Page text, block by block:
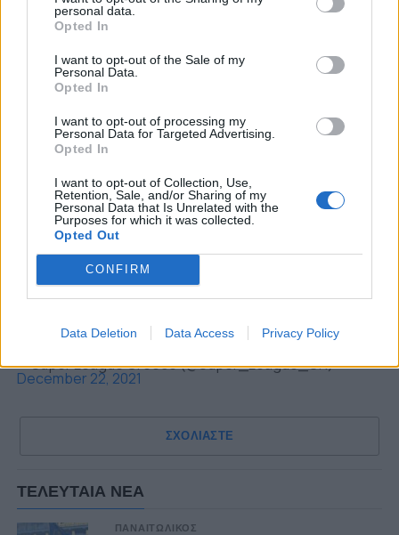
personal data.
Opted In
I want to opt-out of the Sale of my
Personal Data.
Opted In
I want to opt-out of processing my
Personal Data for Targeted Advertising.
Opted In
I want to opt-out of Collection, Use,
Retention, Sale, and/or Sharing of my
Personal Data that Is Unrelated with the
Purposes for which it was collected.
Opted Out
CONFIRM
Data Deletion Data Access Privacy Policy
Player Of The Month
Δεκεμβρίου (12η-15η αγων.)
είναι οι ακόλουθοι:
1/ Μάνταλος
2/ Γκάμα
3/ Σισέ
4/ Μεγιάδο
5/ Βιγιαφάνιες
6/ Καρέλης
7/ Κούρτιτς#slgr
— Super League Greece (@Super_League_GR)
December 22, 2021
ΣΧΟΛΙΑΣΤΕ
ΤΕΛΕΥΤΑΙΑ ΝΕΑ
ΠΑΝΑΙΤΩΛΙΚΟΣ